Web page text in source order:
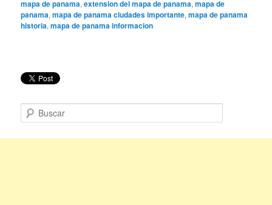
mapa de panama,extension del mapa de panama,mapa de
panama,mapa de panama ciudades importante,mapa de panama
historia,mapa de panama informacion
u